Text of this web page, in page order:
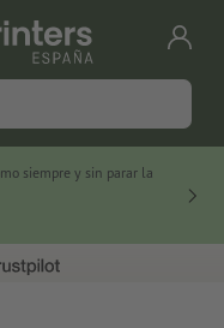
siempre y sin parar la